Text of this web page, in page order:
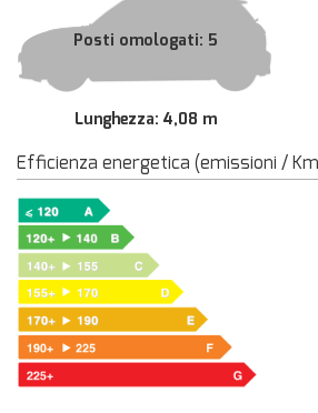
Posti omologati: 5
Lunghezza: 4,08 m
Efficienza energetica (emissioni /